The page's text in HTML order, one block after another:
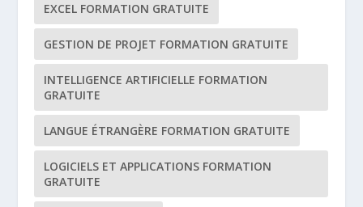
EXCEL FORMATION GRATUITE
GESTION DE PROJET FORMATION GRATUITE
INTELLIGENCE ARTIFICIELLE FORMATION
GRATUITE
LANGUE ÉTRANGÈRE FORMATION GRATUITE
LOGICIELS ET APPLICATIONS FORMATION
GRATUITE